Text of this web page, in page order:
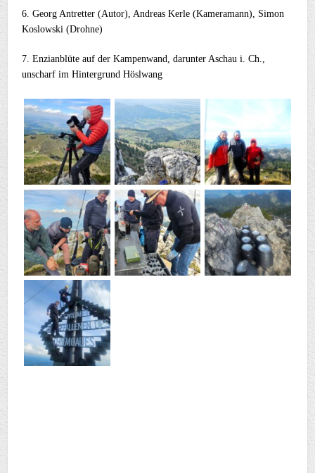
6. Georg Antretter (Autor), Andreas Kerle (Kameramann), Simon
Koslowski (Drohne)
7. Enzianblüte auf der Kampenwand, darunter Aschau i. Ch.,
unscharf im Hintergrund Höslwang